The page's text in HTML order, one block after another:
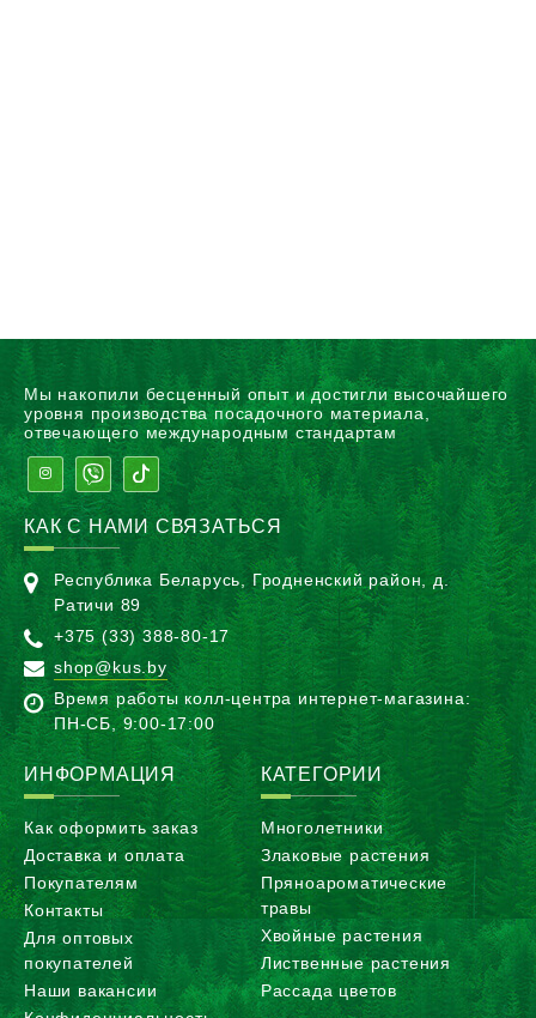
Мы накопили бесценный опыт и достигли высочайшего
уровня производства посадочного материала,
отвечающего международным стандартам
КАК С НАМИ СВЯЗАТЬСЯ
Республика Беларусь, Гродненский район, д.
Ратичи 89
+375 (33) 388-80-17
shop@kus.by
Время работы колл-центра интернет-магазина:
ПН-CБ, 9:00-17:00
ИНФОРМАЦИЯ
Как оформить заказ
Доставка и оплата
Покупателям
Контакты
Для оптовых
покупателей
Наши вакансии
КАТЕГОРИИ
Многолетники
Злаковые растения
Пряноароматические
травы
Хвойные растения
Лиственные растения
Рассада цветов